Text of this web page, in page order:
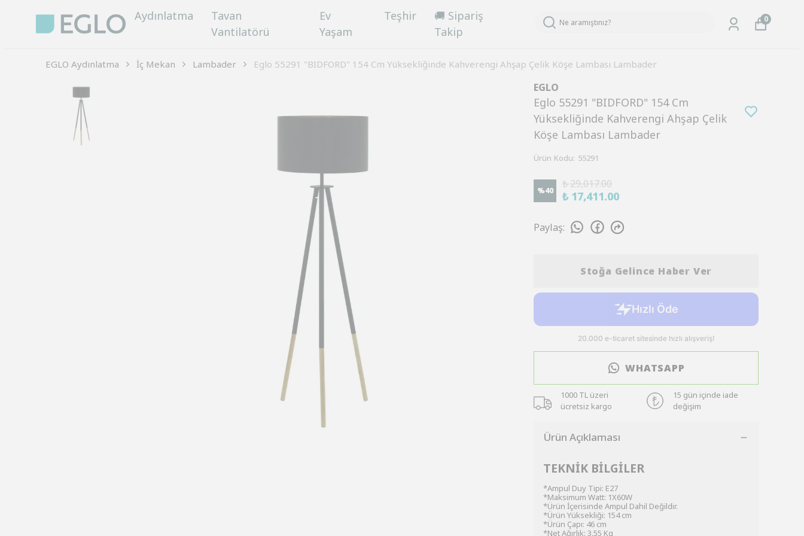
Aydınlatma
Tavan
Vantilatörü
Ev
Yaşam
Teşhir
🚚 Sipariş
Takip
0
EGLO Aydınlatma İç Mekan Lambader Eglo 55291 "BIDFORD" 154 Cm Yüksekliğinde Kahverengi Ahşap Çelik Köşe Lambası Lambader
EGLO
Eglo 55291 "BIDFORD" 154 Cm
Yüksekliğinde Kahverengi Ahşap Çelik
Köşe Lambası Lambader
Ürün Kodu: 55291
%40
₺ 29,017.00
₺ 17,411.00
Paylaş:
Stoğa Gelince Haber Ver
WHATSAPP
1000 TL üzeri
ücretsiz kargo
15 gün içinde iade
değişim
Ürün Açıklaması
TEKNİK BİLGİLER
*Ampul Duy Tipi: E27
*Maksimum Watt: 1X60W
*Ürün İçerisinde Ampul Dahil Değildir.
*Ürün Yüksekliği: 154 cm
*Ürün Çapı: 46 cm
*Net Ağırlık: 3.55 Kg